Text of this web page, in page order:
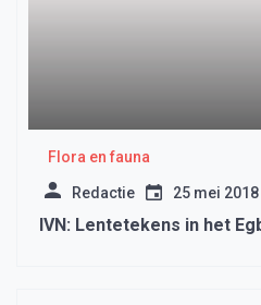
Flora en fauna
Redactie 25 mei 2018
IVN: Lentetekens in het